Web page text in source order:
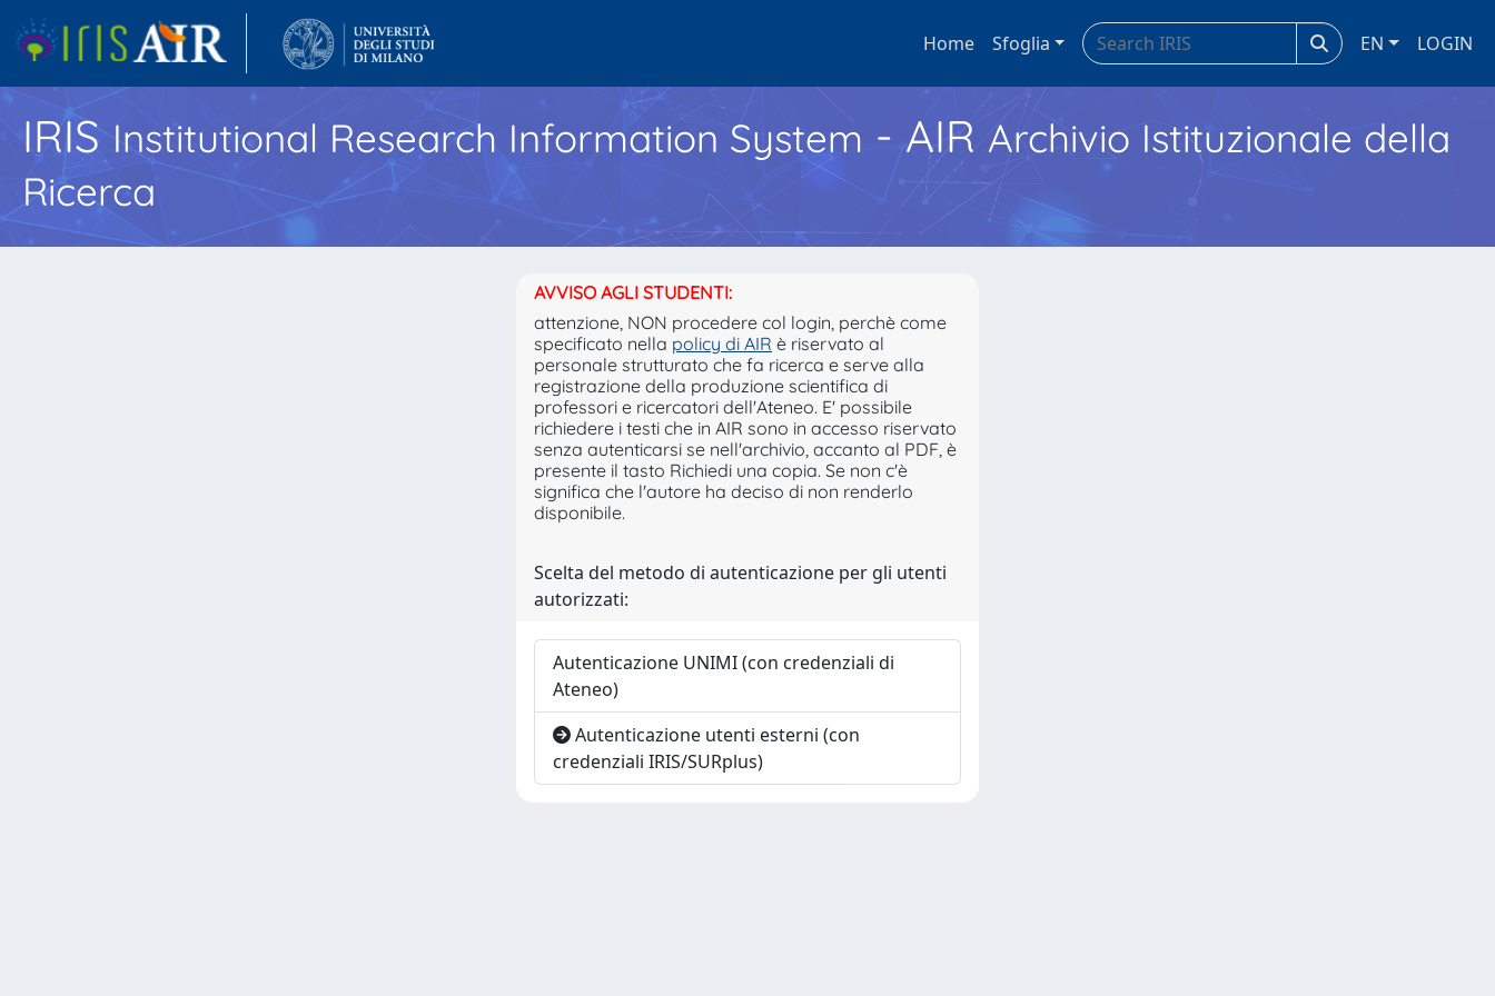
Home Sfoglia EN LOGIN
IRISInstitutional Research Information System - AIR Archivio Istituzionale della
Ricerca
AVVISO AGLI STUDENTI:
attenzione, NON procedere col login, perchè come
specificato nella policy di AIR è riservato al
personale strutturato che fa ricerca e serve alla
registrazione della produzione scientifica di
professori e ricercatori dell'Ateneo. E' possibile
richiedere i testi che in AIR sono in accesso riservato
senza autenticarsi se nell'archivio, accanto al PDF, è
presente il tasto Richiedi una copia. Se non c'è
significa che l'autore ha deciso di non renderlo
disponibile.
Scelta del metodo di autenticazione per gli utenti
autorizzati:
Autenticazione UNIMI (con credenziali di
Ateneo)
Autenticazione utenti esterni (con
credenziali IRIS/SURplus)